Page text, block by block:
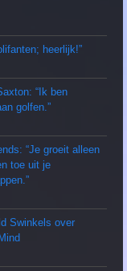
heerlijk!”
“Ik ben
golfen.”
“Je groeit alleen
toe uit je
Swinkels over